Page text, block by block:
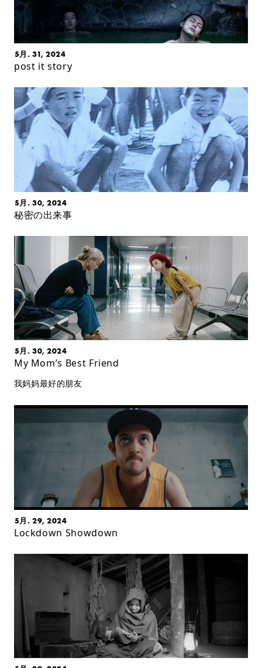
5月. 31, 2024
post it story
5月. 30, 2024
秘密の出来事
5月. 30, 2024
My Mom’s Best Friend
我妈妈最好的朋友
5月. 29, 2024
Lockdown Showdown